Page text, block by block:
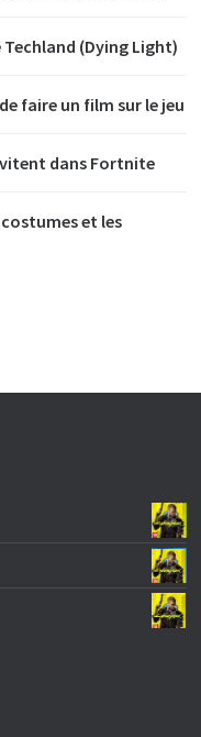
(Dying Light)
faire un film sur le jeu
dans Fortnite
et les